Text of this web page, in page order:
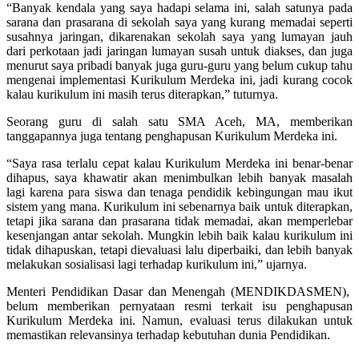
“Banyak kendala yang saya hadapi selama ini, salah satunya pada
sarana dan prasarana di sekolah saya yang kurang memadai seperti
susahnya jaringan, dikarenakan sekolah saya yang lumayan jauh
dari perkotaan jadi jaringan lumayan susah untuk diakses, dan juga
menurut saya pribadi banyak juga guru-guru yang belum cukup tahu
mengenai implementasi Kurikulum Merdeka ini, jadi kurang cocok
kalau kurikulum ini masih terus diterapkan,” tuturnya.
Seorang guru di salah satu SMA Aceh, MA, memberikan
tanggapannya juga tentang penghapusan Kurikulum Merdeka ini.
“Saya rasa terlalu cepat kalau Kurikulum Merdeka ini benar-benar
dihapus, saya khawatir akan menimbulkan lebih banyak masalah
lagi karena para siswa dan tenaga pendidik kebingungan mau ikut
sistem yang mana. Kurikulum ini sebenarnya baik untuk diterapkan,
tetapi jika sarana dan prasarana tidak memadai, akan memperlebar
kesenjangan antar sekolah. Mungkin lebih baik kalau kurikulum ini
tidak dihapuskan, tetapi dievaluasi lalu diperbaiki, dan lebih banyak
melakukan sosialisasi lagi terhadap kurikulum ini,” ujarnya.
Menteri Pendidikan Dasar dan Menengah (MENDIKDASMEN),
belum memberikan pernyataan resmi terkait isu penghapusan
Kurikulum Merdeka ini. Namun, evaluasi terus dilakukan untuk
memastikan relevansinya terhadap kebutuhan dunia Pendidikan.